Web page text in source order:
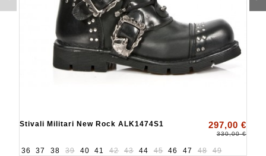
Stivali Militari New Rock ALK1474S1 297,00 €
330,00 €
36 37 38 39 40 41 42 43 44 45 46 47 48 49